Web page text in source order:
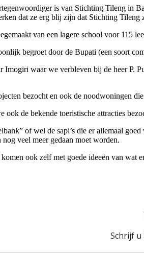
is van Stichting Tileng in
dat ze erg blij zijn dat Stichting Tileng
van een lagere school voor 115
begroet door de Bupati (een soort
Imogiri waar we verbleven bij de heer P.
bezocht en ook de noodwoningen
de bekende toeristische attracties
of wel de sapi’s die er allemaal
veel meer gedaan moet worden.
ook zelf met goede ideeën van